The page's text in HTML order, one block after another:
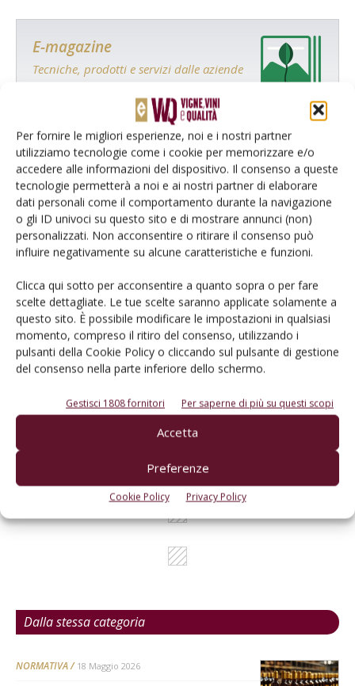
Per fornire le migliori esperienze, noi e i nostri partner
utilizziamo tecnologie come i cookie per memorizzare e/o
accedere alle informazioni del dispositivo. Il consenso a queste
tecnologie permetterà a noi e ai nostri partner di elaborare
dati personali come il comportamento durante la navigazione
o gli ID univoci su questo sito e di mostrare annunci (non)
personalizzati. Non acconsentire o ritirare il consenso può
influire negativamente su alcune caratteristiche e funzioni.
Clicca qui sotto per acconsentire a quanto sopra o per fare
scelte dettagliate. Le tue scelte saranno applicate solamente a
questo sito. È possibile modificare le impostazioni in qualsiasi
momento, compreso il ritiro del consenso, utilizzando i
pulsanti della Cookie Policy o cliccando sul pulsante di gestione
del consenso nella parte inferiore dello schermo.
Gestisci 1808 fornitori Per saperne di più su questi scopi
Accetta
Preferenze
Cookie Policy Privacy Policy
E-magazine
Tecniche, prodotti e servizi dalle aziende
Catalogo Aziende e Prodotti
Un modo semplice per cercare un'azienda o un
prodotto!
Cerca adesso
I consigli di Terra e Vita agli agricoltori
Cerca adesso
Dalla stessa categoria
NORMATIVA 18 Maggio 2026